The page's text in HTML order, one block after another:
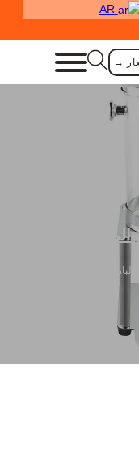
→
المشروبات
والساخنة